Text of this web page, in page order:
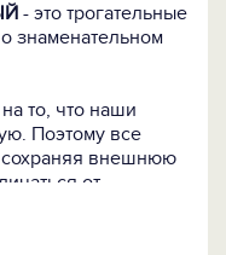
- это трогательные
знаменательном
то, что наши
Поэтому все
внешнюю
от
образцов цветом